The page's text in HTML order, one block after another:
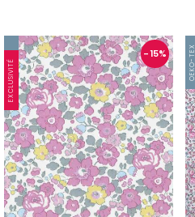
OEKO-TEX
EXCLUSIVITÉ
- 15% OEKO-TEX